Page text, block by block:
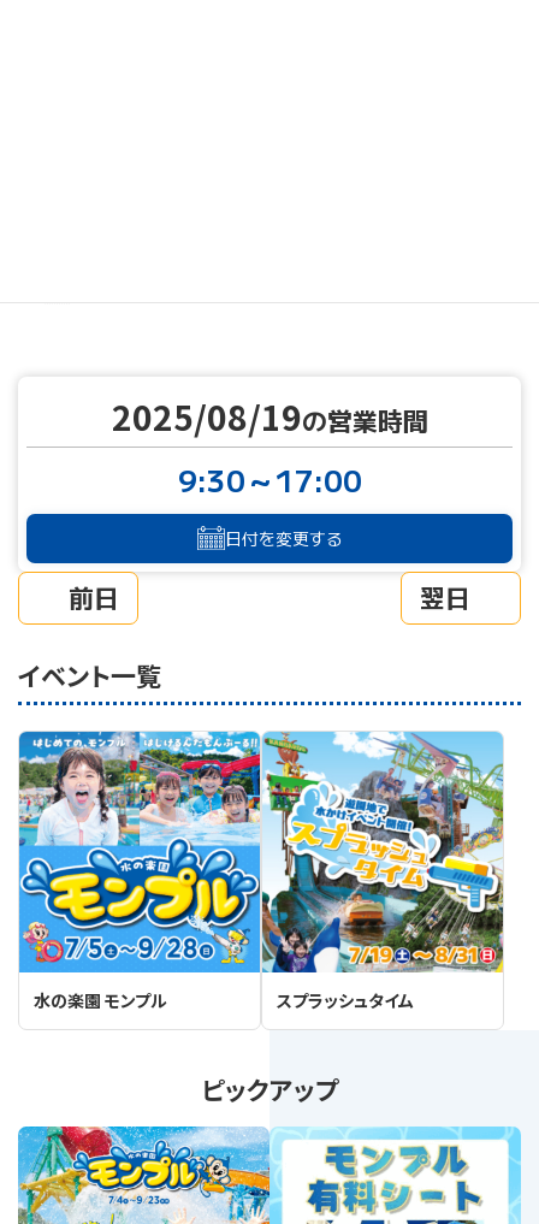
前日
2025/08/19の営業時間
9:30～17:00
日付を変更する
翌日
イベント一覧
水の楽園 モンプル スプラッシュタイム
ピックアップ